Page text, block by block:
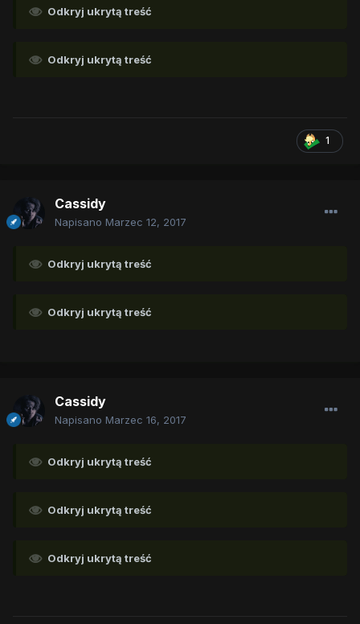
Odkryj ukrytą treść
Odkryj ukrytą treść
1
Cassidy
Napisano Marzec 12, 2017
Odkryj ukrytą treść
Odkryj ukrytą treść
Cassidy
Napisano Marzec 16, 2017
Odkryj ukrytą treść
Odkryj ukrytą treść
Odkryj ukrytą treść